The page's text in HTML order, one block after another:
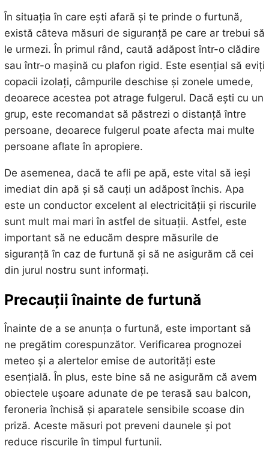
În situația în care ești afară și te prinde o furtună,
există câteva măsuri de siguranță pe care ar trebui să
le urmezi. În primul rând, caută adăpost într-o clădire
sau într-o mașină cu plafon rigid. Este esențial să eviți
copacii izolați, câmpurile deschise și zonele umede,
deoarece acestea pot atrage fulgerul. Dacă ești cu un
grup, este recomandat să păstrezi o distanță între
persoane, deoarece fulgerul poate afecta mai multe
persoane aflate în apropiere.
De asemenea, dacă te afli pe apă, este vital să ieși
imediat din apă și să cauți un adăpost închis. Apa
este un conductor excelent al electricității și riscurile
sunt mult mai mari în astfel de situații. Astfel, este
important să ne educăm despre măsurile de
siguranță în caz de furtună și să ne asigurăm că cei
din jurul nostru sunt informați.
Precauții înainte de furtună
Înainte de a se anunța o furtună, este important să
ne pregătim corespunzător. Verificarea prognozei
meteo și a alertelor emise de autorități este
esențială. În plus, este bine să ne asigurăm că avem
obiectele ușoare adunate de pe terasă sau balcon,
feroneria închisă și aparatele sensibile scoase din
priză. Aceste măsuri pot preveni daunele și pot
reduce riscurile în timpul furtunii.